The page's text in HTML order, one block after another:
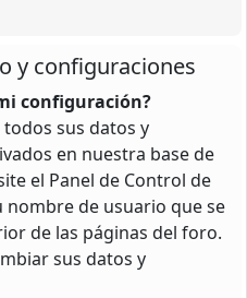
y configuraciones
configuración?
sus datos y
en nuestra base de
el Panel de Control de
nombre de usuario que se
de las páginas del foro.
sus datos y